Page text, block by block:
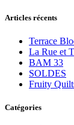
Articles récents
Terrace
La Rue et
BAM 33
SOLDES
Fruity
Catégories